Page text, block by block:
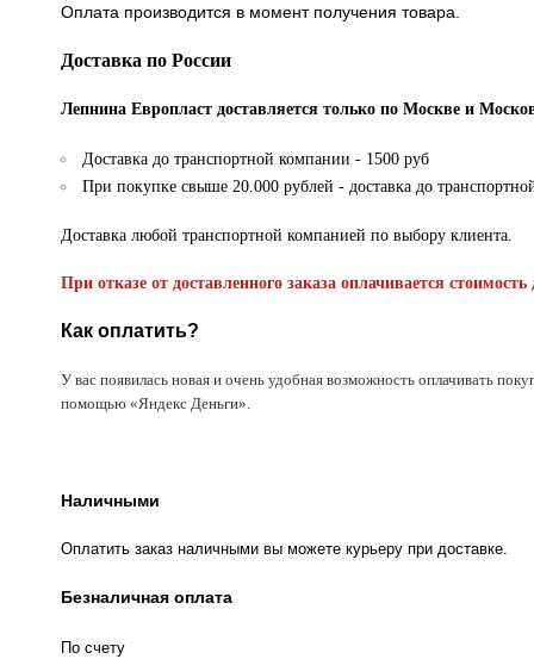
Оплата производится в момент получения товара.
Доставка по России
Лепнина Европласт доставляется только по Москве и
Доставка до транспортной компании - 1500 руб
При покупке свыше 20.000 рублей - доставка до
Доставка любой транспортной компанией по выбору клиента.
При отказе от доставленного заказа оплачивается стоимость
Как оплатить?
У вас появилась новая и очень удобная возможность оплачивать
помощью «Яндекс Деньги».
Наличными
Оплатить заказ наличными вы можете курьеру при доставке.
Безналичная оплата
По счету